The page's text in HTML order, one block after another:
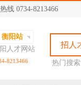
线 0734-8213466
衡阳站
人才网站
8213466
招人
热门搜索